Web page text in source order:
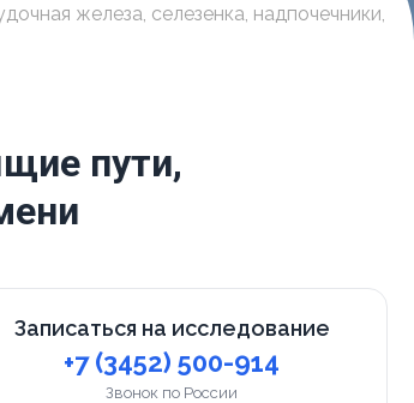
железа, селезенка, надпочечники,
пути,
Записаться на исследование
+7 (3452) 500-914
Звонок по России